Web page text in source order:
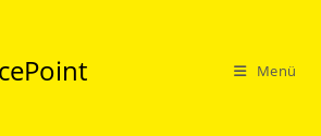
Menü